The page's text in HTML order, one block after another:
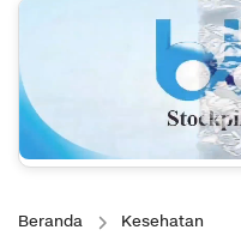
Beranda Kesehatan